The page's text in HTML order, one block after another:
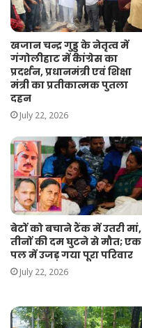
खजान चन्द्र गुड्डू के नेतृत्व में
गंगोलीहाट में कांग्रेस का
प्रदर्शन, प्रधानमंत्री एवं शिक्षा
मंत्री का प्रतीकात्मक पुतला
दहन
July 22, 2026
बेटों को बचाने टैंक में उतरी मां,
तीनों की दम घुटने से मौत; एक
पल में उजड़ गया पूरा परिवार
July 22, 2026